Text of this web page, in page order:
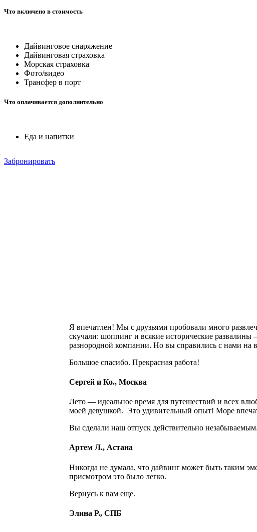
Что включено в стоимость
Дайвинговое снаряжение
Дайвинговая страховка
Морская страховка
Фото/видео
Трансфер в порт
Что оплачивается дополнительно
Еда и напитки
Забронировать
Я впечатлен! Мы с друзьями пробовали много
скучали: шоппинг и всякие исторические
разнородной компании. Но вы справились с нами на
Большое спасибо. Прекрасная работа!
Сергей и Ко., Москва
Лето — идеальное время для путешествий и всех
моей девушкой. Это удивительный опыт! Море
Вы сделали наш отпуск действительно незабываемым.
Артем Л., Астана
Никогда не думала, что дайвинг может быть таким
присмотром это было легко.
Вернусь к вам еще.
Элина Р., СПБ